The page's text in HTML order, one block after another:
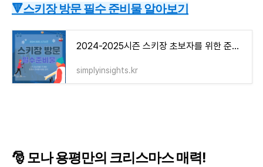
🔻스키장 방문 필수 준비물 알아보기
2024-2025시즌 스키장 초보자를 위한 준비물 꿀팁 완벽 정리
simplyinsights.kr
🎅 모나 용평만의 크리스마스 매력!